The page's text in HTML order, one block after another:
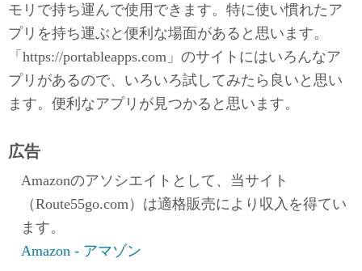
モリで持ち運んで使用できます。特に使い慣れたア
プリを持ち運ぶと便利な場面があると思います。
「https://portableapps.com」のサイトにはいろんなア
プリがあるので、いろいろ試してみたら良いと思い
ます。便利なアプリが見つかると思います。
広告
Amazonのアソシエイトとして、当サイト
（Route55go.com）は適格販売により収入を得てい
ます。
Amazon - アマゾン